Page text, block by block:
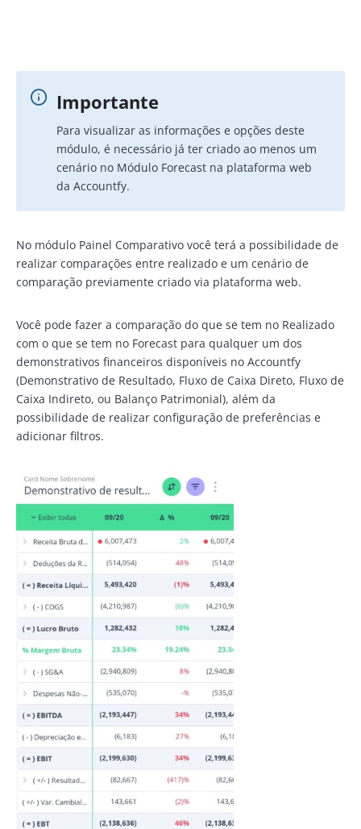
Importante
Para visualizar as informações e opções deste
módulo, é necessário já ter criado ao menos um
cenário no Módulo Forecast na plataforma web
da Accountfy.
No módulo Painel Comparativo você terá a possibilidade de
realizar comparações entre realizado e um cenário de
comparação previamente criado via plataforma web.
Você pode fazer a comparação do que se tem no Realizado
com o que se tem no Forecast para qualquer um dos
demonstrativos financeiros disponíveis no Accountfy
(Demonstrativo de Resultado, Fluxo de Caixa Direto, Fluxo de
Caixa Indireto, ou Balanço Patrimonial), além da
possibilidade de realizar configuração de preferências e
adicionar filtros.